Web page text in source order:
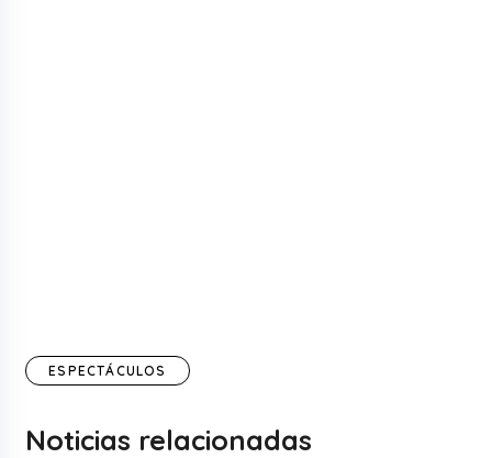
ESPECTÁCULOS
Noticias relacionadas